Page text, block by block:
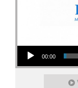
Audio Player
00:00